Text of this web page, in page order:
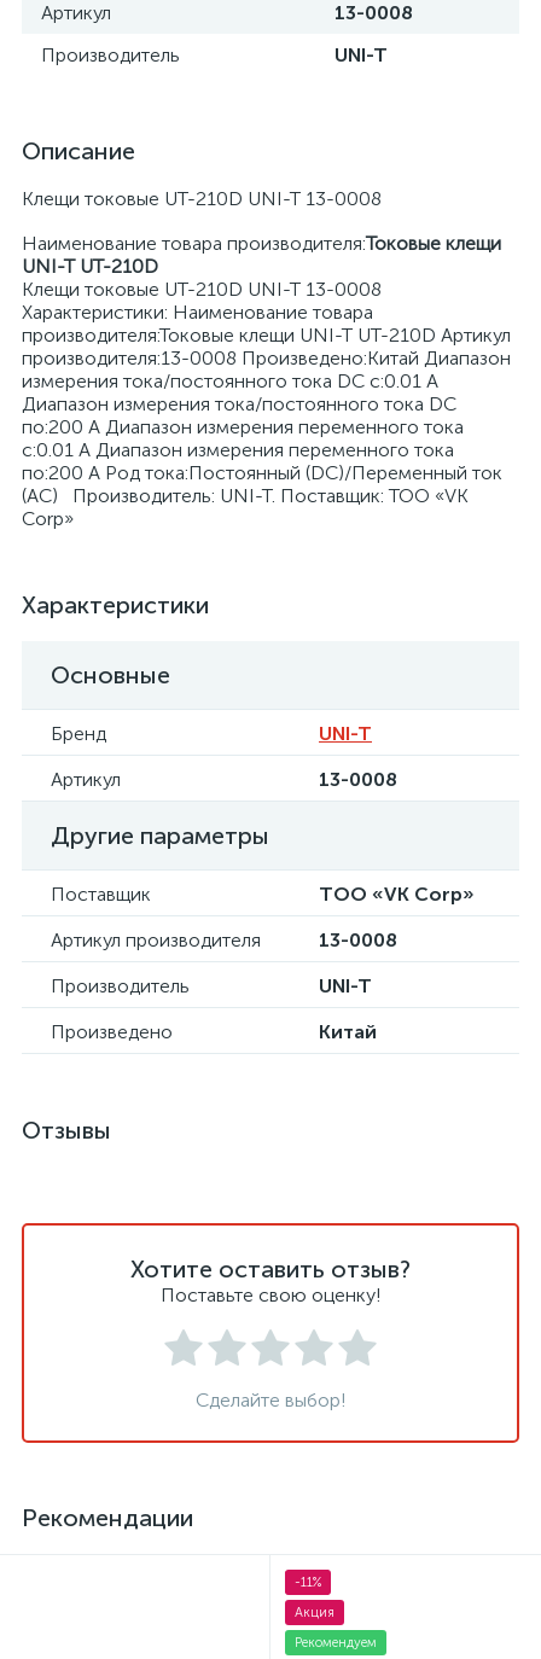
Артикул
13-0008
Производитель
UNI-T
Описание
Клещи токовые UT-210D UNI-T 13-0008
Наименование товара производителя:Токовые клещи
UNI-T UT-210D
Клещи токовые UT-210D UNI-T 13-0008
Характеристики: Наименование товара
производителя:Токовые клещи UNI-T UT-210D Артикул
производителя:13-0008 Произведено:Китай Диапазон
измерения тока/постоянного тока DC с:0.01 А
Диапазон измерения тока/постоянного тока DC
по:200 А Диапазон измерения переменного тока
с:0.01 А Диапазон измерения переменного тока
по:200 А Род тока:Постоянный (DC)/Переменный ток
(AC) Производитель: UNI-T. Поставщик: ТОО «VK
Corp»
Характеристики
Основные
Бренд
UNI-T
Артикул
13-0008
Другие параметры
Поставщик
ТОО «VK Corp»
Артикул производителя
13-0008
Производитель
UNI-T
Произведено
Китай
Отзывы
Хотите оставить отзыв?
Поставьте свою оценку!
Сделайте выбор!
Рекомендации
-11%
Акция
Рекомендуем